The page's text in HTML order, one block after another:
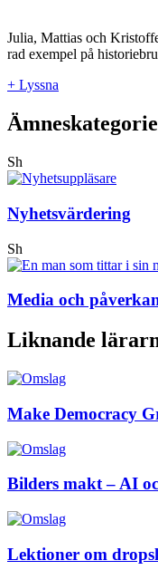
Julia, Mattias och
rad exempel på
+ Lyssna
Sh
Nyhetsvärdering
Sh
Media och
Liknande
Make Democracy
Bilders makt – AI
Lektioner om